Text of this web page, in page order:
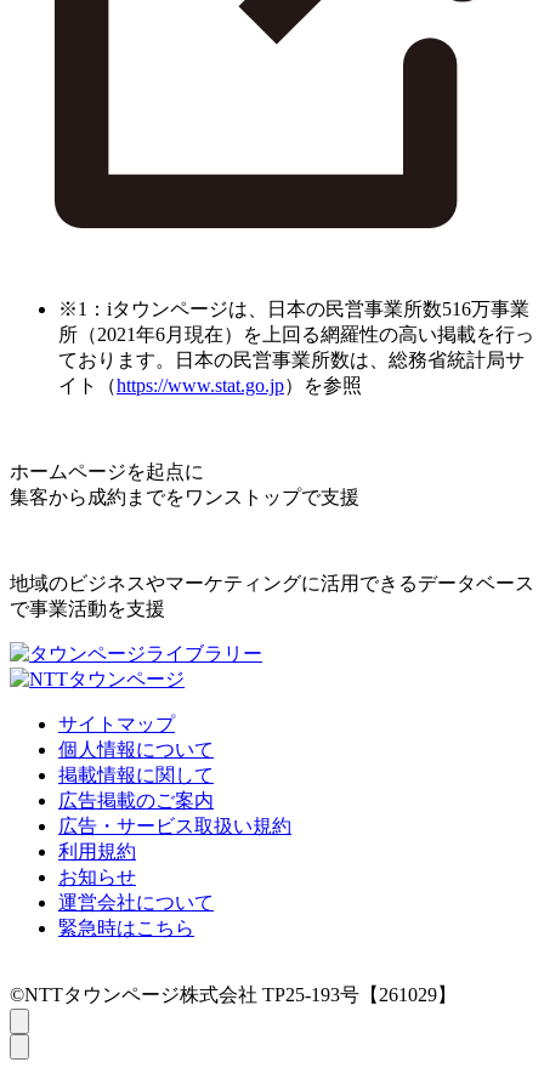
※1：iタウンページは、日本の民営事業所数516万事業
所（2021年6月現在）を上回る網羅性の高い掲載を行っ
ております。日本の民営事業所数は、総務省統計局サ
イト（https://www.stat.go.jp）を参照
ホームページを起点に
集客から成約までをワンストップで支援
地域のビジネスやマーケティングに活用できるデータベース
で事業活動を支援
サイトマップ
個人情報について
掲載情報に関して
広告掲載のご案内
広告・サービス取扱い規約
利用規約
お知らせ
運営会社について
緊急時はこちら
©NTTタウンページ株式会社 TP25-193号【261029】